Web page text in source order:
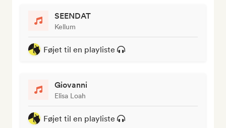
SEENDAT
Kellum
Føjet til en playliste
Giovanni
Elisa Loah
Føjet til en playliste